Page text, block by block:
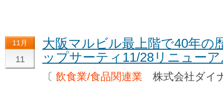
11月
11
大阪マルビル最上階で40年の
ップサーティ11/28リニュー
〔 飲食業/食品関連業 株式会社ダ